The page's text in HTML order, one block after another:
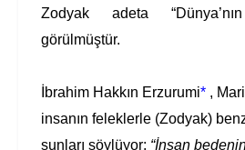
Zodyak adeta
görülmüştür.
İbrahim Hakkın Erzurumi* ,
insanın feleklerle (Zodyak)
şunları söylüyor: “İnsan